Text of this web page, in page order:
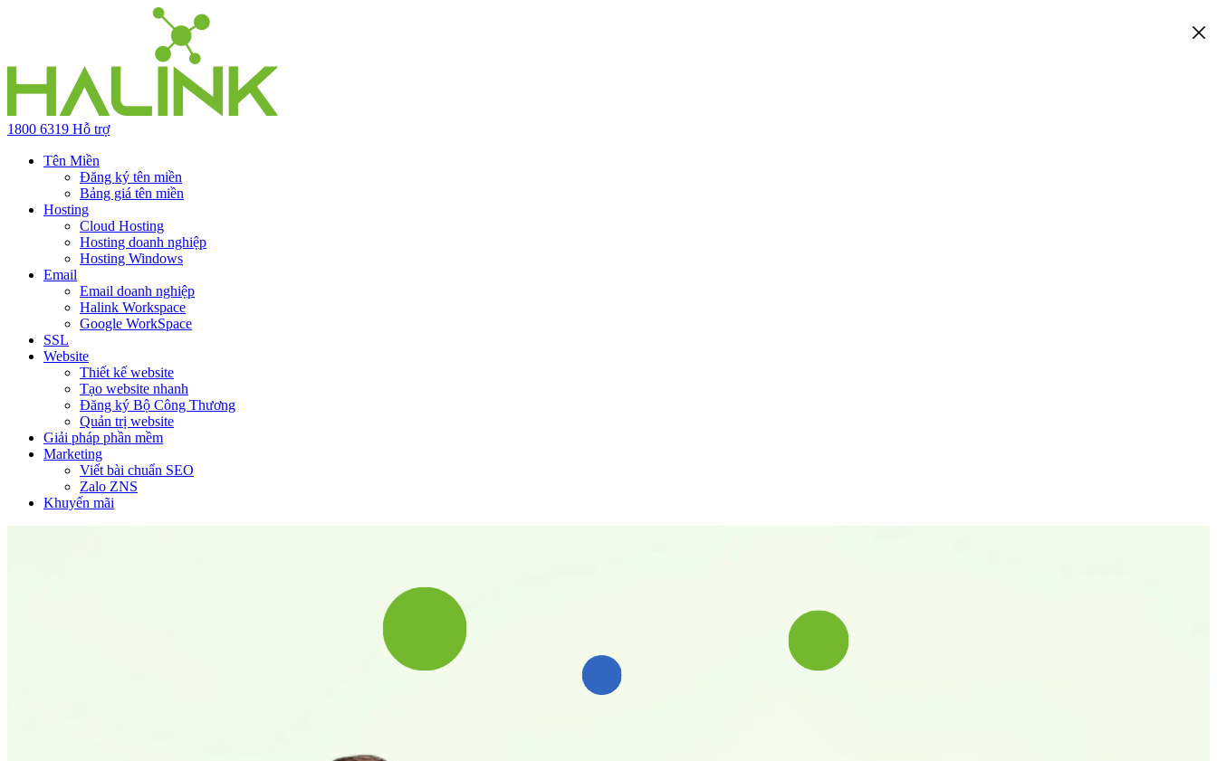
1800 6319 Hỗ trợ
Tên Miền
Đăng ký tên miền
Bảng giá tên miền
Hosting
Cloud Hosting
Hosting doanh nghiệp
Hosting Windows
Email
Email doanh nghiệp
Halink Workspace
Google WorkSpace
SSL
Website
Thiết kế website
Tạo website nhanh
Đăng ký Bộ Công Thương
Quản trị website
Giải pháp phần mềm
Marketing
Viết bài chuẩn SEO
Zalo ZNS
Khuyến mãi